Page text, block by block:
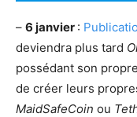
– 6 janvier :
deviendra plus tard
possédant son
de créer leurs
MaidSafeCoin ou